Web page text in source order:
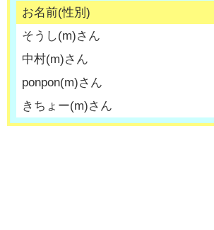
お名前(性別)
そうし(m)さん
中村(m)さん
ponpon(m)さん
きちょー(m)さん